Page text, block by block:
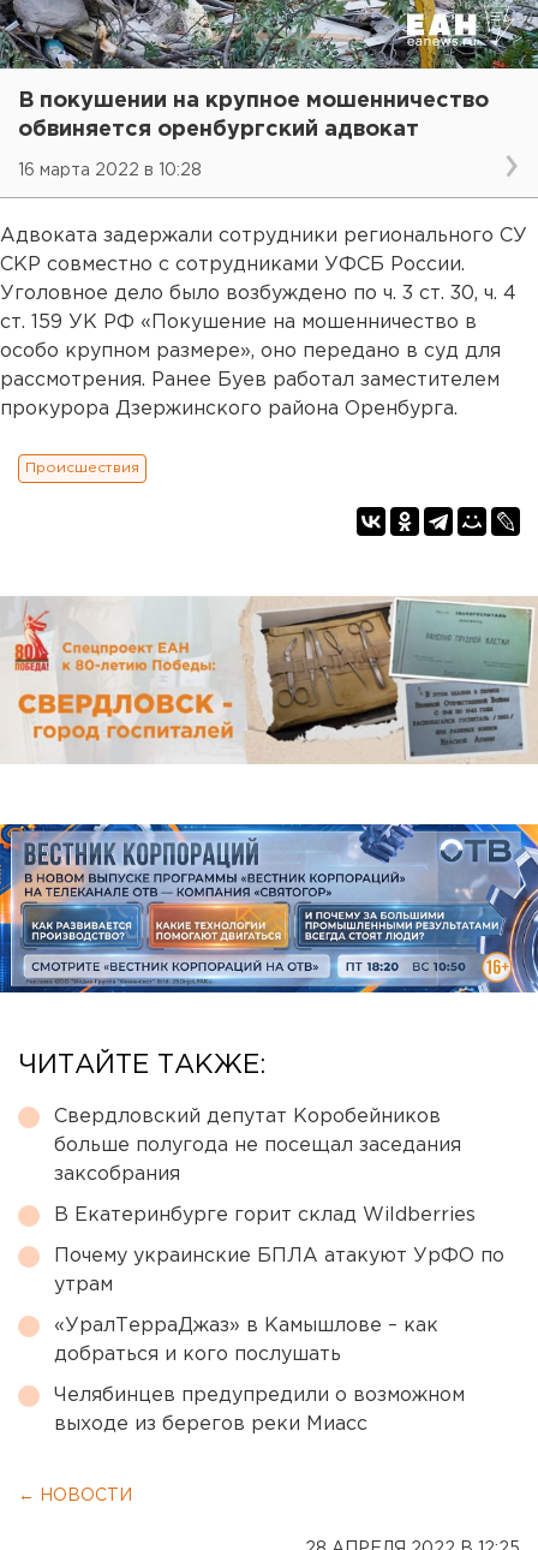
В покушении на крупное мошенничество
обвиняется оренбургский адвокат
16 марта 2022 в 10:28
Адвоката задержали сотрудники регионального СУ
СКР совместно с сотрудниками УФСБ России.
Уголовное дело было возбуждено по ч. 3 ст. 30, ч. 4
ст. 159 УК РФ «Покушение на мошенничество в
особо крупном размере», оно передано в суд для
рассмотрения. Ранее Буев работал заместителем
прокурора Дзержинского района Оренбурга.
Происшествия
ЧИТАЙТЕ ТАКЖЕ:
Свердловский депутат Коробейников
больше полугода не посещал заседания
заксобрания
В Екатеринбурге горит склад Wildberries
Почему украинские БПЛА атакуют УрФО по
утрам
«УралТерраДжаз» в Камышлове – как
добраться и кого послушать
Челябинцев предупредили о возможном
выходе из берегов реки Миасс
← НОВОСТИ